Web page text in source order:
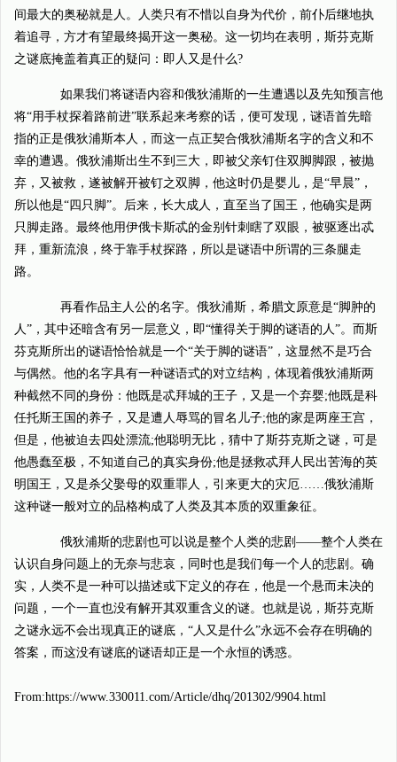
间最大的奥秘就是人。人类只有不惜以自身为代价，前仆后继地执
着追寻，方才有望最终揭开这一奥秘。这一切均在表明，斯芬克斯
之谜底掩盖着真正的疑问：即人又是什么?
如果我们将谜语内容和俄狄浦斯的一生遭遇以及先知预言他
将“用手杖探着路前进”联系起来考察的话，便可发现，谜语首先暗
指的正是俄狄浦斯本人，而这一点正契合俄狄浦斯名字的含义和不
幸的遭遇。俄狄浦斯出生不到三大，即被父亲钉住双脚脚跟，被抛
弃，又被救，遂被解开被钉之双脚，他这时仍是婴儿，是“早晨”，
所以他是“四只脚”。后来，长大成人，直至当了国王，他确实是两
只脚走路。最终他用伊俄卡斯忒的金别针刺瞎了双眼，被驱逐出忒
拜，重新流浪，终于靠手杖探路，所以是谜语中所谓的三条腿走
路。
再看作品主人公的名字。俄狄浦斯，希腊文原意是“脚肿的
人”，其中还暗含有另一层意义，即“懂得关于脚的谜语的人”。而斯
芬克斯所出的谜语恰恰就是一个“关于脚的谜语”，这显然不是巧合
与偶然。他的名字具有一种谜语式的对立结构，体现着俄狄浦斯两
种截然不同的身份：他既是忒拜城的王子，又是一个弃婴;他既是科
任托斯王国的养子，又是遭人辱骂的冒名儿子;他的家是两座王宫，
但是，他被迫去四处漂流;他聪明无比，猜中了斯芬克斯之谜，可是
他愚蠢至极，不知道自己的真实身份;他是拯救忒拜人民出苦海的英
明国王，又是杀父娶母的双重罪人，引来更大的灾厄……俄狄浦斯
这种谜一般对立的品格构成了人类及其本质的双重象征。
俄狄浦斯的悲剧也可以说是整个人类的悲剧——整个人类在
认识自身问题上的无奈与悲哀，同时也是我们每一个人的悲剧。确
实，人类不是一种可以描述或下定义的存在，他是一个悬而未决的
问题，一个一直也没有解开其双重含义的谜。也就是说，斯芬克斯
之谜永远不会出现真正的谜底，“人又是什么”永远不会存在明确的
答案，而这没有谜底的谜语却正是一个永恒的诱惑。
From:https://www.330011.com/Article/dhq/201302/9904.html